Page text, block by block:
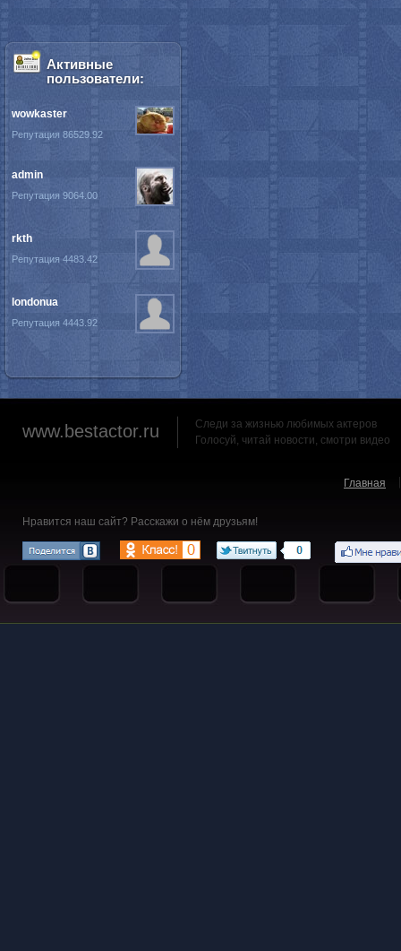
Активные
пользователи:
wowkaster
Репутация 86529.92
admin
Репутация 9064.00
rkth
Репутация 4483.42
londonua
Репутация 4443.92
www.bestactor.ru
Следи за жизнью любимых актеров
Голосуй, читай новости, смотри видео
Главная
Нравится наш сайт? Расскажи о нём друзьям!